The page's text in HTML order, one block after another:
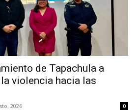
de Tapachula a
violencia hacia las
2026 0